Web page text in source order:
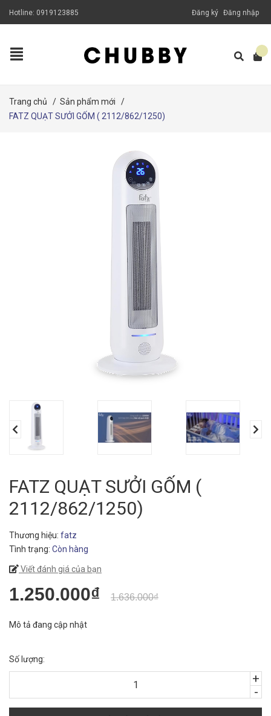
Hotline: 0919123885 Đăng ký Đăng nhập
Trang chủ / Sản phẩm mới
/
FATZ QUẠT SƯỞI GỐM ( 2112/862/1250)
FATZ QUẠT SƯỞI GỐM (
2112/862/1250)
Thương hiệu: fatz
Tình trạng: Còn hàng
Viết đánh giá của bạn
1.250.000₫ 1.636.000₫
Mô tả đang cập nhật
Số lượng:
-
+